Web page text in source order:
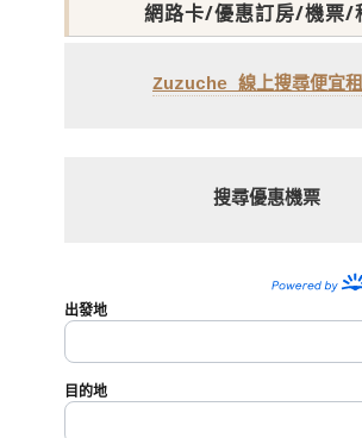
網路卡/優惠訂房/機票/
Zuzuche 線上搜尋便宜
搜尋優惠機票